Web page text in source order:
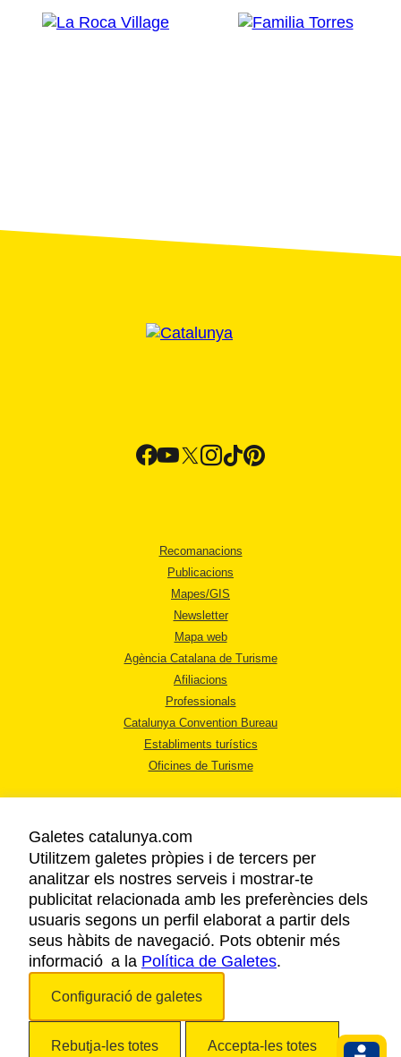
Recomanacions
Publicacions
Mapes/GIS
Newsletter
Mapa web
Agència Catalana de Turisme
Afiliacions
Professionals
Catalunya Convention Bureau
Establiments turístics
Oficines de Turisme
AVÍS LEGAL
POLÍTICA DE PRIVACITAT
COOKIES
ACCESSIBILITAT
Galetes catalunya.com
Utilitzem galetes pròpies i de tercers per
analitzar els nostres serveis i mostrar-te
publicitat relacionada amb les preferències dels
usuaris segons un perfil elaborat a partir dels
seus hàbits de navegació. Pots obtenir més
informació a la Política de Galetes.
Configuració de galetes
Rebutja-les totes Accepta-les totes